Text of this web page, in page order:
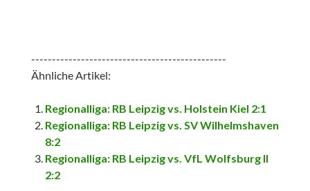
-----------------------------------------------
Ähnliche Artikel:
Regionalliga: RB Leipzig vs. Holstein Kiel 2:1
Regionalliga: RB Leipzig vs. SV Wilhelmshaven
8:2
Regionalliga: RB Leipzig vs. VfL Wolfsburg II
2:2